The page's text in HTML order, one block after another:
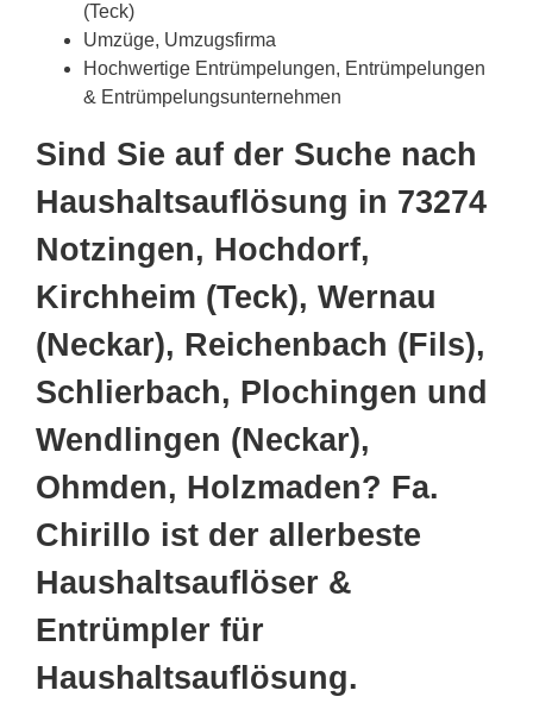
(Teck)
Umzüge, Umzugsfirma
Hochwertige Entrümpelungen, Entrümpelungen
& Entrümpelungsunternehmen
Sind Sie auf der Suche nach
Haushaltsauflösung in 73274
Notzingen, Hochdorf,
Kirchheim (Teck), Wernau
(Neckar), Reichenbach (Fils),
Schlierbach, Plochingen und
Wendlingen (Neckar),
Ohmden, Holzmaden? Fa.
Chirillo ist der allerbeste
Haushaltsauflöser &
Entrümpler für
Haushaltsauflösung.